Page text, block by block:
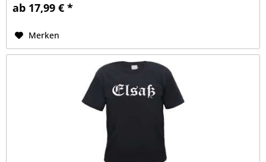
ab 17,99 € *
Merken